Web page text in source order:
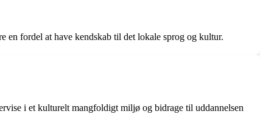
en fordel at have kendskab til det lokale sprog og kultur.
i et kulturelt mangfoldigt miljø og bidrage til uddannelsen